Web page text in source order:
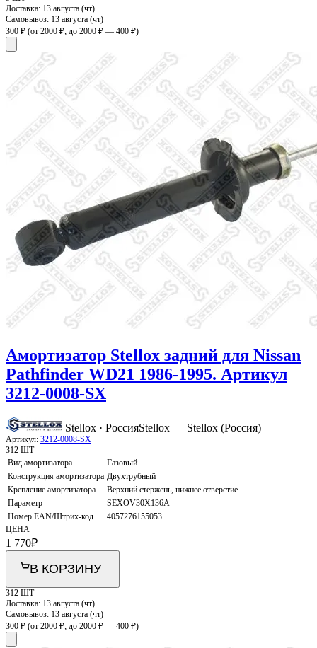
Доставка: 13 августа (чт)
Самовывоз: 13 августа (чт)
300 ₽ (от 2000 ₽; до 2000 ₽ — 400 ₽)
Амортизатор Stellox задний для Nissan
Pathfinder WD21 1986-1995. Артикул
3212-0008-SX
Stellox · РоссияStellox — Stellox (Россия)
Артикул: 3212-0008-SX
312 ШТ
Вид амортизатора
Газовый
Конструкция амортизатора Двухтрубный
Крепление амортизатора
Верхний стержень, нижнее отверстие
Параметр
SEXOV30X136A
Номер EAN/Штрих-код
4057276155053
ЦЕНА
1 770₽
В КОРЗИНУ
312 ШТ
Доставка: 13 августа (чт)
Самовывоз: 13 августа (чт)
300 ₽ (от 2000 ₽; до 2000 ₽ — 400 ₽)